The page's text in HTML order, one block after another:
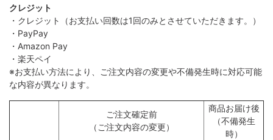
クレジット
・クレジット（お支払い回数は1回のみとさせていただきます。）
・PayPay
・Amazon Pay
・楽天ペイ
※お支払い方法により、ご注文内容の変更や不備発生時に対応可能
な内容が異なります。
ご注文確定前
（ご注文内容の変更）
商品お届け後
（不備発生
時）